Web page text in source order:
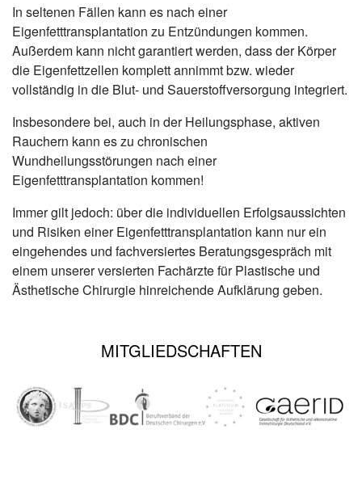
In seltenen Fällen kann es nach einer
Eigenfetttransplantation zu Entzündungen kommen.
Außerdem kann nicht garantiert werden, dass der Körper
die Eigenfettzellen komplett annimmt bzw. wieder
vollständig in die Blut- und Sauerstoffversorgung integriert.
Insbesondere bei, auch in der Heilungsphase, aktiven
Rauchern kann es zu chronischen
Wundheilungsstörungen nach einer
Eigenfetttransplantation kommen!
Immer gilt jedoch: über die individuellen Erfolgsaussichten
und Risiken einer Eigenfetttransplantation kann nur ein
eingehendes und fachversiertes Beratungsgespräch mit
einem unserer versierten Fachärzte für Plastische und
Ästhetische Chirurgie hinreichende Aufklärung geben.
MITGLIEDSCHAFTEN